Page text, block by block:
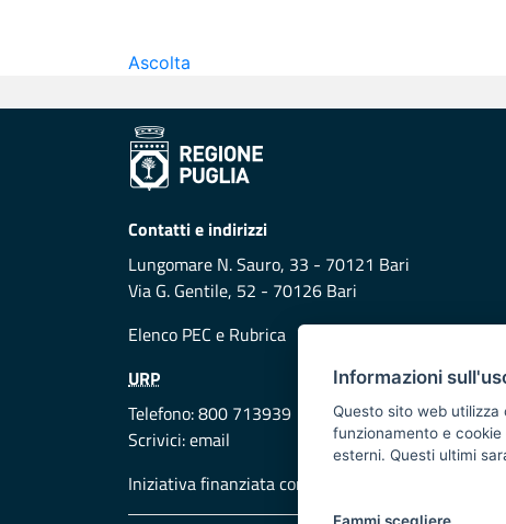
Ascolta
Contatti e indirizzi
Lungomare N. Sauro, 33 - 70121 Bari
Via G. Gentile, 52 - 70126 Bari
Elenco PEC e Rubrica
URP
Telefono: 800 713939
Scrivici:email
Iniziativa finanziata con risorse del POR Puglia
Informazioni
Questo sito web
funzionamento e
esterni. Questi ultimi